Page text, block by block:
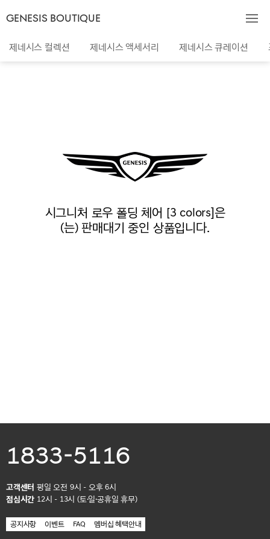
GENESIS BOUTIQUE
제네시스 컬렉션 제네시스 액세서리 제네시스 큐레이션
시그니처 로우 폴딩 체어 [3 colors]은
(는) 판매대기 중인 상품입니다.
1833-5116
고객센터 평일 오전 9시 - 오후 6시
점심시간 12시 - 13시 (토·일·공휴일 휴무)
공지사항 이벤트 FAQ 멤버십 혜택안내